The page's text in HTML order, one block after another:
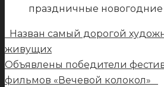
праздничные новогодние
Назван самый дорогой
живущих
Объявлены победители
фильмов «Вечевой колокол»